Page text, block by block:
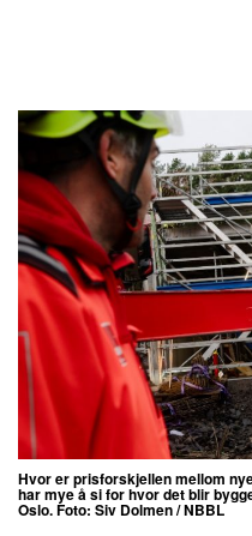
Hvor er prisforskjellen mellom
har mye å si for hvor det blir
Oslo.Foto: Siv Dolmen / NBBL